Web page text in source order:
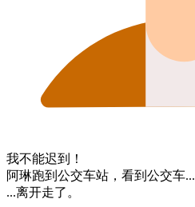
我​不能​迟到！
阿琳​跑到​公交车站，​看到​公交车...
...离开走了。